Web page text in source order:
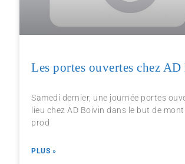
Les portes ouvertes chez
Samedi dernier, une journée portes
lieu chez AD Boivin dans le but de
prod
PLUS »